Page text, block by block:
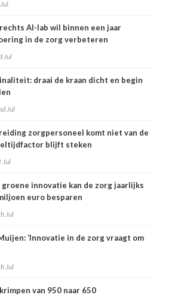
AI-lab wil binnen een jaar
in de zorg verbeteren
Jul
draai de kraan dicht en begin
Jul
zorgpersoneel komt niet van de
blijft steken
Jul
groene innovatie kan de zorg jaarlijks
euro besparen
Jul
‘Innovatie in de zorg vraagt om
Jul
van 950 naar 650